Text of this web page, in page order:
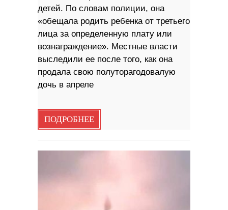
детей. По словам полиции, она
«обещала родить ребенка от третьего
лица за определенную плату или
вознаграждение». Местные власти
выследили ее после того, как она
продала свою полуторагодовалую
дочь в апреле
ПОДРОБНЕЕ